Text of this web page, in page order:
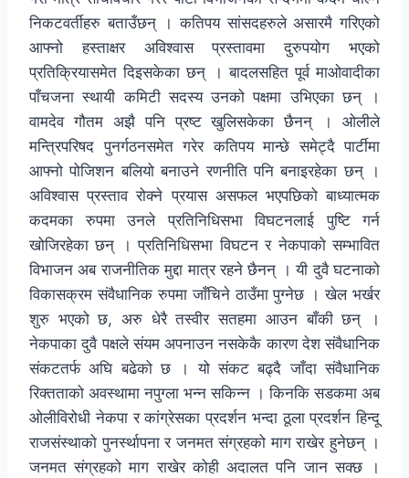
निकटवर्तीहरु बताउँछन् । कतिपय सांसदहरुले असारमै गरिएको
आफ्नो हस्ताक्षर अविश्वास प्रस्तावमा दुरुपयोग भएको
प्रतिक्रियासमेत दिइसकेका छन् । बादलसहित पूर्व माओवादीका
पाँचजना स्थायी कमिटी सदस्य उनको पक्षमा उभिएका छन् ।
वामदेव गौतम अझै पनि प्रष्ट खुलिसकेका छैनन् । ओलीले
मन्त्रिपरिषद पुनर्गठनसमेत गरेर कतिपय मान्छे समेट्दै पार्टीमा
आफ्नो पोजिशन बलियो बनाउने रणनीति पनि बनाइरहेका छन् ।
अविश्वास प्रस्ताव रोक्ने प्रयास असफल भएपछिको बाध्यात्मक
कदमका रुपमा उनले प्रतिनिधिसभा विघटनलाई पुष्टि गर्न
खोजिरहेका छन् । प्रतिनिधिसभा विघटन र नेकपाको सम्भावित
विभाजन अब राजनीतिक मुद्दा मात्र रहने छैनन् । यी दुवै घटनाको
विकासक्रम संवैधानिक रुपमा जाँचिने ठाउँमा पुग्नेछ । खेल भर्खर
शुरु भएको छ, अरु धेरै तस्वीर सतहमा आउन बाँकी छन् ।
नेकपाका दुवै पक्षले संयम अपनाउन नसकेकै कारण देश संवैधानिक
संकटतर्फ अघि बढेको छ । यो संकट बढ्दै जाँदा संवैधानिक
रिक्तताको अवस्थामा नपुग्ला भन्न सकिन्न । किनकि सडकमा अब
ओलीविरोधी नेकपा र कांग्रेसका प्रदर्शन भन्दा ठूला प्रदर्शन हिन्दू
राजसंस्थाको पुनर्स्थापना र जनमत संग्रहको माग राखेर हुनेछन् ।
जनमत संग्रहको माग राखेर कोही अदालत पनि जान सक्छ ।